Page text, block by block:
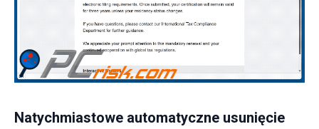
Natychmiastowe automatyczne usunięcie